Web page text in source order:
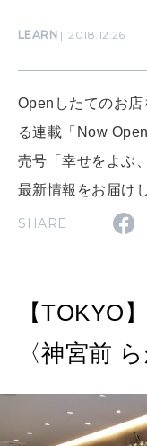
2026年6月号「大銀
LEARN 2018.12.26
Openしたてのお
る連載「Now
売号「幸せをよぶ
最新情報をお届け
SHARE
【TOKYO
〈神宮前